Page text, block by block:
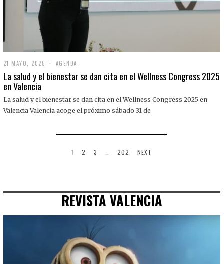
21 MAYO, 2025
1
M
O
,
AGENDA
La salud y el bienestar se dan cita en el Wellness Congress 2025
en Valencia
La salud y el bienestar se dan cita en el Wellness Congress 2025 en
Valencia Valencia acoge el próximo sábado 31 de
1 2 3 202 NEXT
REVISTA VALENCIA